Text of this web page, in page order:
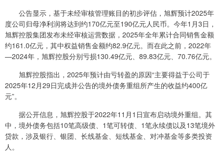
公告显示，基于未经审核管理账目的初步评估，旭辉预计2025年
度公司归母净利润将达到约170亿元至190亿元人民币。今年1月3日，
旭辉控股集团发布未经审核运营数据，2025年全年累计合同销售金额
约161.0亿元，其中权益销售金额约82.9亿元。而在此之前，2022年
—2024年，旭辉控股分别亏损130.49亿元、89.83亿元、70.76亿元。
旭辉控股指出，2025年预计由亏转盈的原因“主要得益于公司于
2025年12月29日完成并公告的境外债务重组所产生的收益约400亿
元”。
据公开信息，旭辉控股于2022年11月1日宣布启动境外重组。其
中，境外债务包括10笔高级债、1笔可转债、1笔永续债以及13笔境外
贷款，涉及银行、银团、长线基金、短线基金、对冲基金等多类投资
人。